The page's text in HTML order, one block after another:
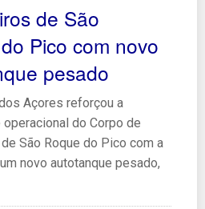
de São
Pico com novo
pesado
Açores reforçou a
do Corpo de
São Roque do Pico com a
novo autotanque pesado,